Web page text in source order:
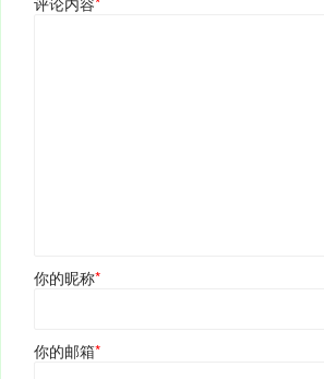
你的昵称*
你的邮箱*